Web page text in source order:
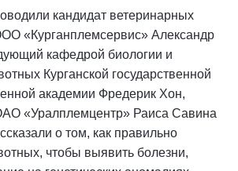
кандидат ветеринарных
«Курганплемсервис» Александр
кафедрой биологии и
Курганской государственной
академии Фредерик Хон,
«Уралплемцентр» Раиса Савина
о том, как правильно
чтобы выявить болезни,